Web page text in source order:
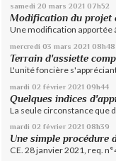
samedi 20 mars 2021 07h52
Modification du projet
Une modification apportée
mercredi 03 mars 2021 08h48
Terrain d'assiette
L'unité foncière
mardi 02 février 2021 09h44
Quelques indices
La seule circonstance que
mardi 02 février 2021 08h39
Une simple procédure
CE. 28 janvier 2021, req.